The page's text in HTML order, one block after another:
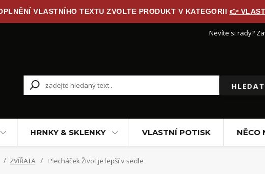
VLASTNÍHO TEXTU ZVOLTE PRODUKT V KATEGORII 👉
HLEDAT
Nevíte si rady?
HRNKY & SKLENKY VLASTNÍ POTISK NĚCO
ZVÍŘATA Plecháček Život je lepší v sedle